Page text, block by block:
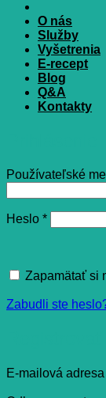
O nás
Služby
Vyšetrenia
E-recept
Blog
Q&A
Kontakty
Používateľské
Heslo *Povinné
Zapamätať si
Zabudli ste
E-mailová adresa